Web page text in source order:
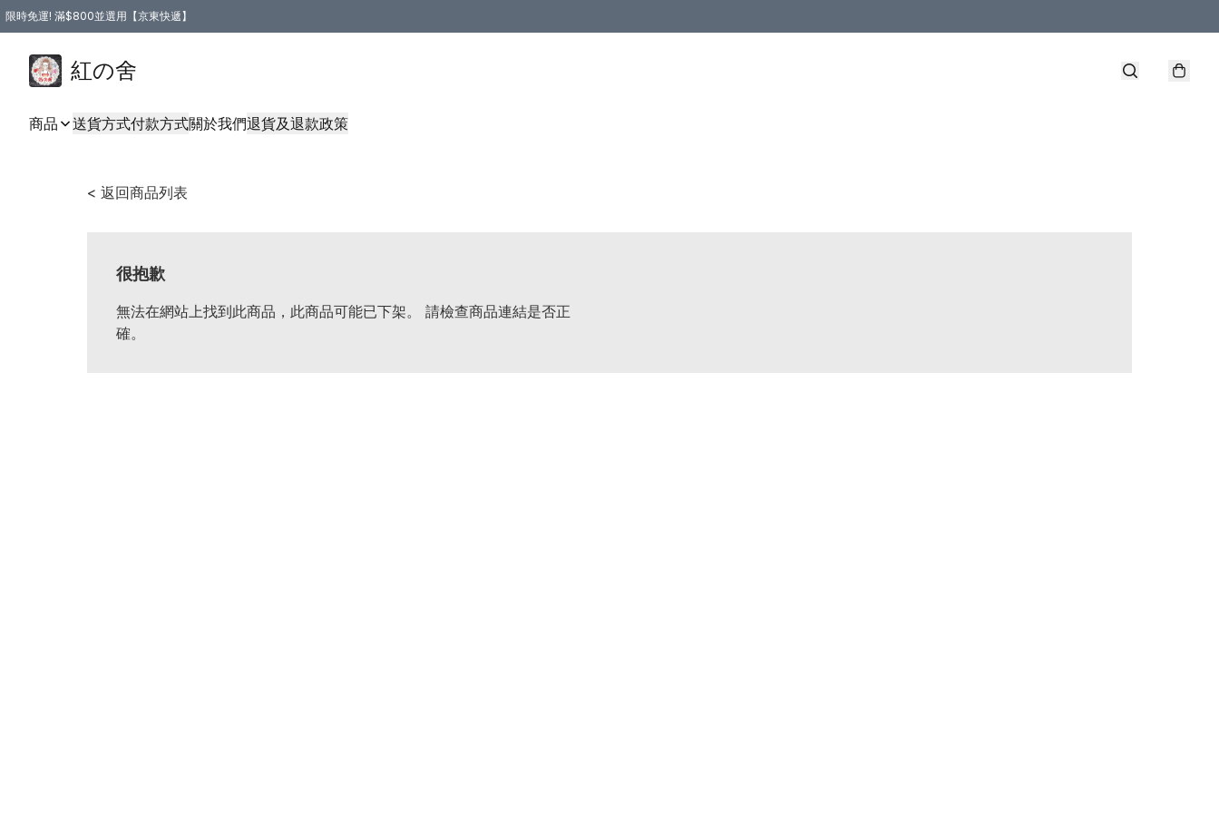
限時免運! 滿$800並選用【京東快遞】
紅の舍
商品 送貨方式付款方式關於我們退貨及退款政策
< 返回商品列表
很抱歉
無法在網站上找到此商品，此商品可能已下架。 請檢查商品連結是否正
確。